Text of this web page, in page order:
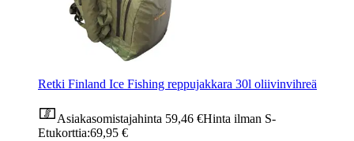
Retki Finland Ice Fishing reppujakkara 30l oliivinvihreä
Asiakasomistajahinta 59,46 €Hinta ilman S-
Etukorttia:69,95 €